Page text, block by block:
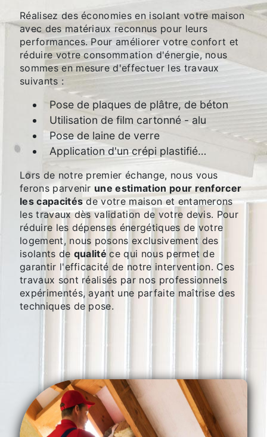
Réalisez des économies en isolant votre maison
avec des matériaux reconnus pour leurs
performances. Pour améliorer votre confort et
réduire votre consommation d'énergie, nous
sommes en mesure d'effectuer les travaux
suivants :
Pose de plaques de plâtre, de béton
Utilisation de film cartonné - alu
Pose de laine de verre
Application d'un crépi plastifié…
Lors de notre premier échange, nous vous
ferons parvenir une estimation pour renforcer
les capacitésde votre maison et entamerons
les travaux dès validation de votre devis. Pour
réduire les dépenses énergétiques de votre
logement, nous posons exclusivement des
isolants de qualitéce qui nous permet de
garantir l'efficacité de notre intervention. Ces
travaux sont réalisés par nos professionnels
expérimentés, ayant une parfaite maîtrise des
techniques de pose.